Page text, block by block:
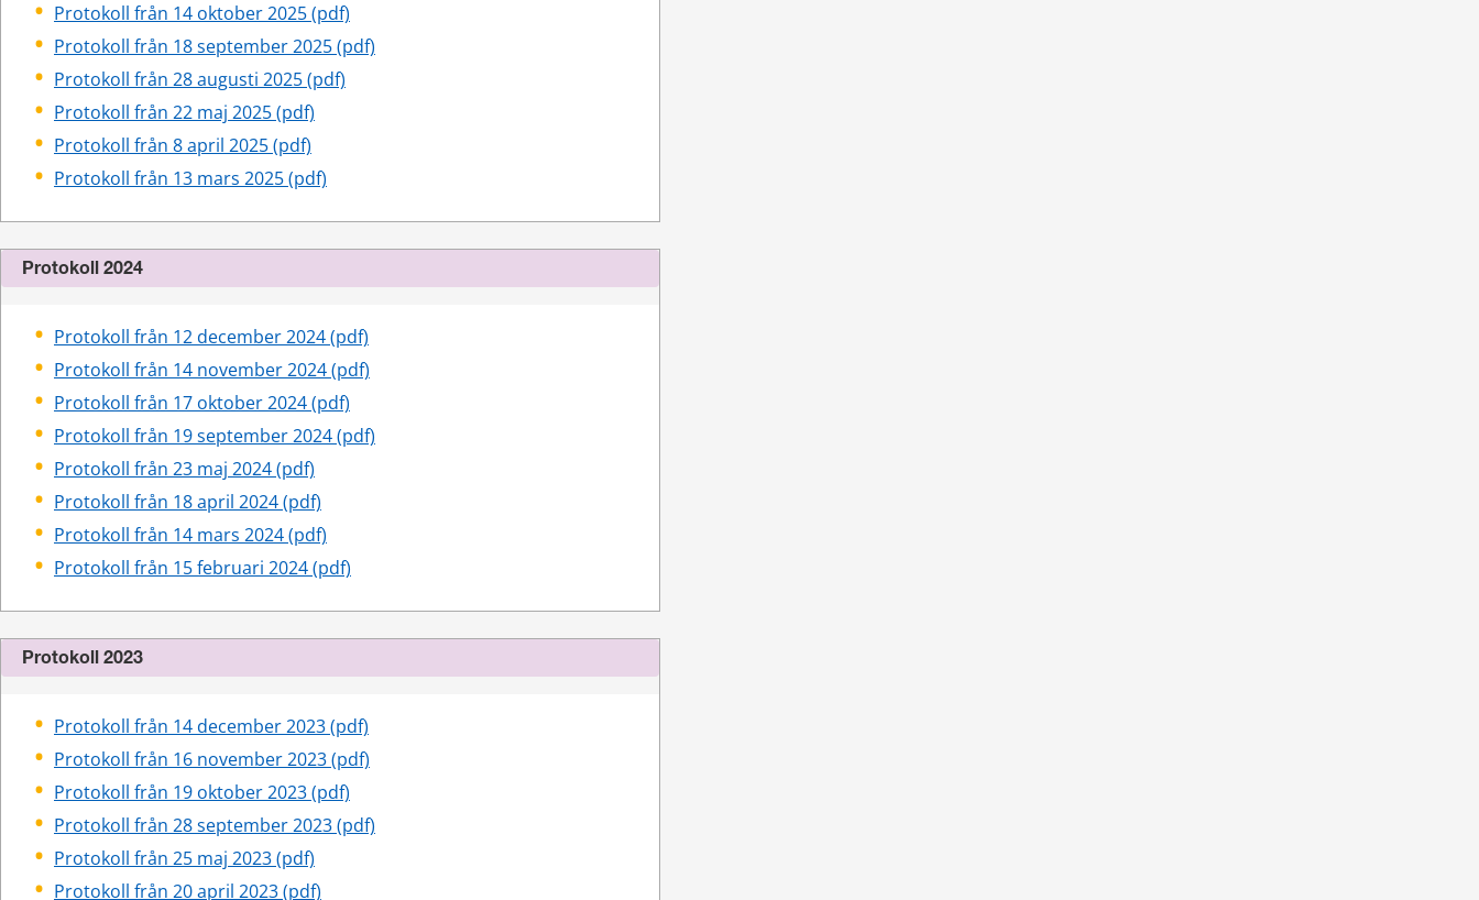
Protokoll från 14 oktober 2025 (pdf)
Protokoll från 18 september 2025 (pdf)
Protokoll från 28 augusti 2025 (pdf)
Protokoll från 22 maj 2025 (pdf)
Protokoll från 8 april 2025 (pdf)
Protokoll från 13 mars 2025 (pdf)
Protokoll 2024
Protokoll från 12 december 2024 (pdf)
Protokoll från 14 november 2024 (pdf)
Protokoll från 17 oktober 2024 (pdf)
Protokoll från 19 september 2024 (pdf)
Protokoll från 23 maj 2024 (pdf)
Protokoll från 18 april 2024 (pdf)
Protokoll från 14 mars 2024 (pdf)
Protokoll från 15 februari 2024 (pdf)
Protokoll 2023
Protokoll från 14 december 2023 (pdf)
Protokoll från 16 november 2023 (pdf)
Protokoll från 19 oktober 2023 (pdf)
Protokoll från 28 september 2023 (pdf)
Protokoll från 25 maj 2023 (pdf)
Protokoll från 20 april 2023 (pdf)